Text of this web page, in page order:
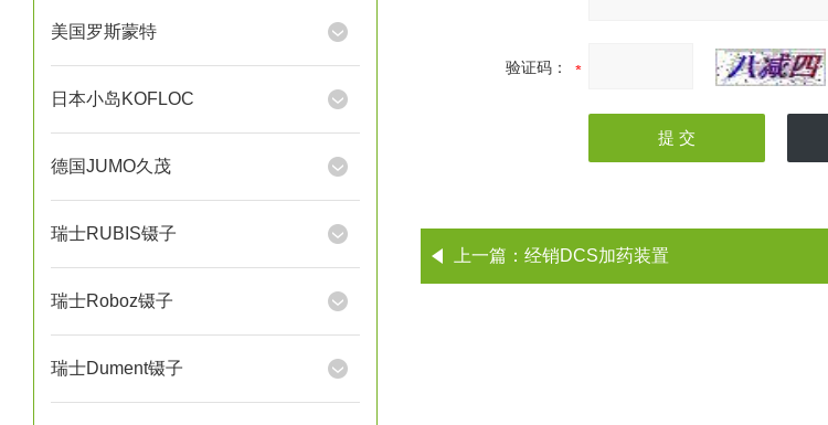
美国罗斯蒙特
日本小岛KOFLOC
德国JUMO久茂
瑞士RUBIS镊子
瑞士Roboz镊子
瑞士Dument镊子
验证码：
上一篇： 经销DCS加药装置